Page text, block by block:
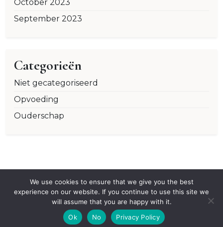
October 2023
September 2023
Categorieën
Niet gecategoriseerd
Opvoeding
Ouderschap
Proudly powered by WordPress |X Hub
Theme Space.
We use cookies to ensure that we give you the best
experience on our website. If you continue to use this site we
will assume that you are happy with it.
Ok
No Privacy Policy